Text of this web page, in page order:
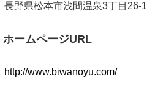
長野県松本市浅間温泉3丁目26-1
ホームページURL
http://www.biwanoyu.com/